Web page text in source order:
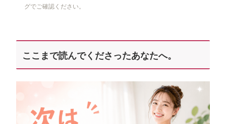
グでご確認ください。
ここまで読んでくださったあなたへ。